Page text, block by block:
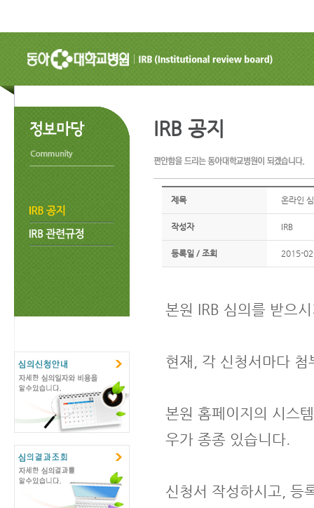
IRB 공지
제목 온라인
작성자 IRB
등록일 / 조회 2015-
본원 IRB 심의를 받으
현재, 각 신청서마다
본원 홈페이지의 시스
우가 종종 있습니다.
신청서 작성하시고, 등